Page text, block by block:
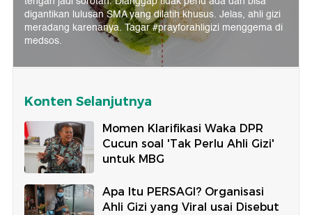
digantikan lulusan SMA yang dilatih khusus. Jelas, ahli gizi
meradang karenanya. Tagar #prayforahligizi menggema di
medsos.
Konten Selanjutnya
Momen Klarifikasi Waka DPR
Cucun soal 'Tak Perlu Ahli Gizi'
untuk MBG
Apa Itu PERSAGI? Organisasi
Ahli Gizi yang Viral usai Disebut